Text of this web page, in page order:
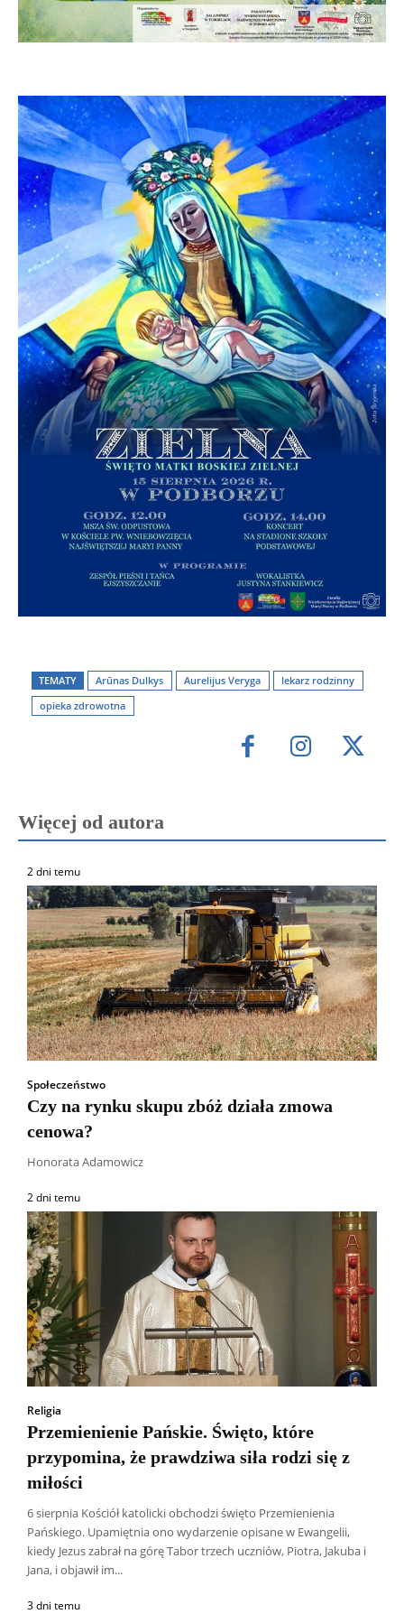
TEMATY Arūnas Dulkys Aurelijus Veryga
lekarz rodzinny
opieka zdrowotna
Więcej od autora
2 dni temu
Społeczeństwo
Czy na rynku skupu zbóż działa zmowa
cenowa?
Honorata Adamowicz
2 dni temu
Religia
Przemienienie Pańskie. Święto, które
przypomina, że prawdziwa siła rodzi się z
miłości
6 sierpnia Kościół katolicki obchodzi święto Przemienienia
Pańskiego. Upamiętnia ono wydarzenie opisane w Ewangelii,
kiedy Jezus zabrał na górę Tabor trzech uczniów, Piotra, Jakuba i
Jana, i objawił im...
3 dni temu